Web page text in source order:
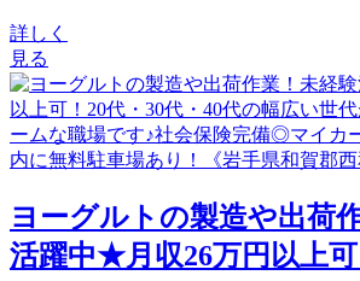
詳しく
見る
ヨーグルトの製造や出荷
活躍中★月収26万円以上可